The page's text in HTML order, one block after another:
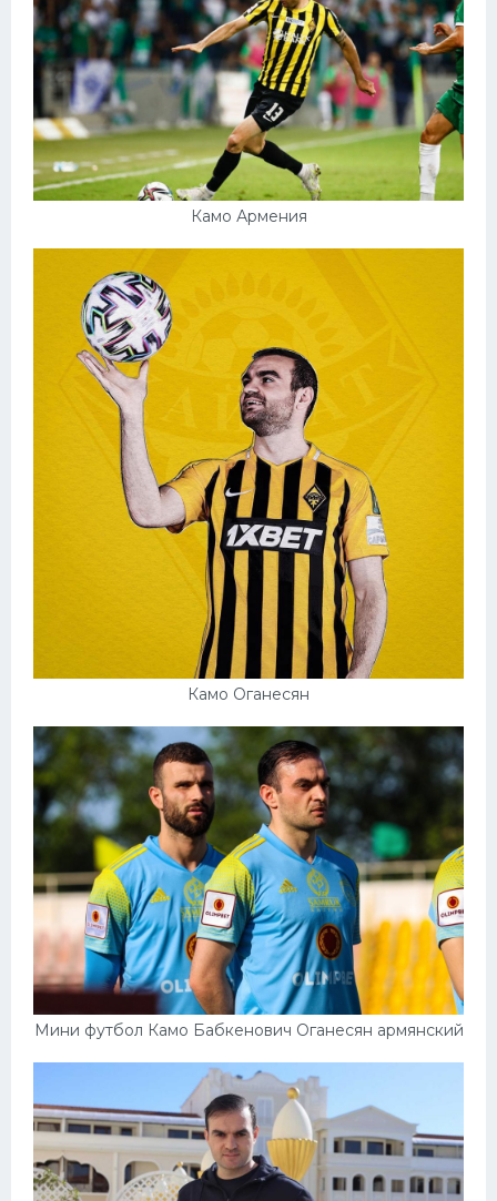
Камо Армения
Камо Оганесян
Мини футбол Камо Бабкенович Оганесян армянский